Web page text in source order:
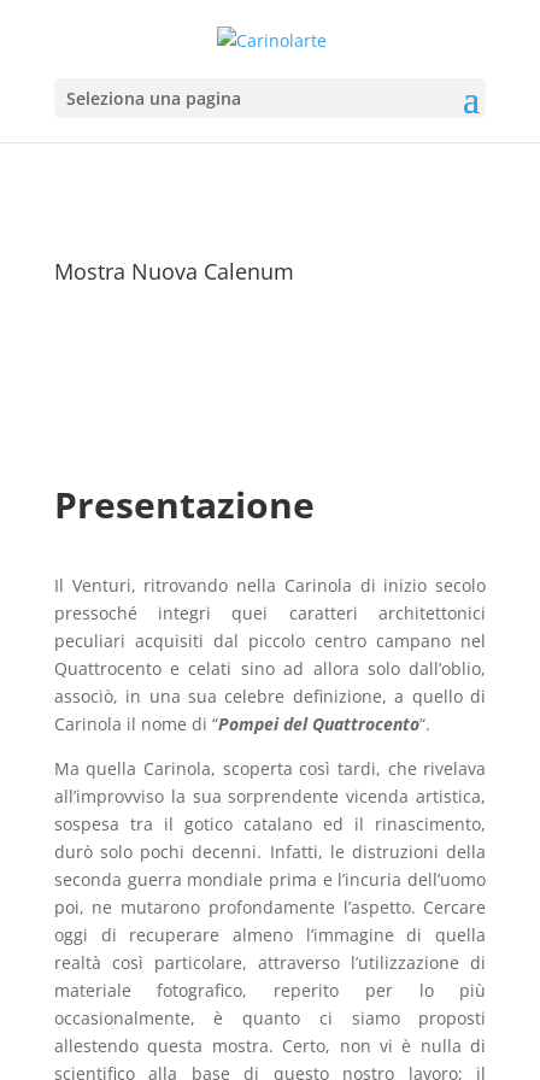
Seleziona una pagina
Mostra Nuova Calenum
Presentazione
Il Venturi, ritrovando nella Carinola di inizio secolo
pressoché integri quei caratteri architettonici
peculiari acquisiti dal piccolo centro campano nel
Quattrocento e celati sino ad allora solo dall’oblio,
associò, in una sua celebre definizione, a quello di
Carinola il nome di “Pompei del Quattrocento“.
Ma quella Carinola, scoperta così tardi, che rivelava
all’improvviso la sua sorprendente vicenda artistica,
sospesa tra il gotico catalano ed il rinascimento,
durò solo pochi decenni. Infatti, le distruzioni della
seconda guerra mondiale prima e l’incuria dell’uomo
poi, ne mutarono profondamente l’aspetto. Cercare
oggi di recuperare almeno l’immagine di quella
realtà così particolare, attraverso l’utilizzazione di
materiale fotografico, reperito per lo più
occasionalmente, è quanto ci siamo proposti
allestendo questa mostra. Certo, non vi è nulla di
scientifico alla base di questo nostro lavoro; il